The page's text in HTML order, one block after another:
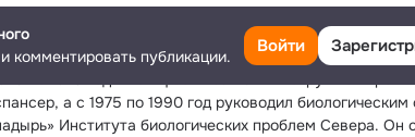
метод стал передовым и получил распространение
и Дальнем Востоке России.
деятельность
по 1975 годы Вольфсон возглавлял окружной
а с 1975 по 1990 год руководил
Института биологических проблем Севера. Он
комментировать публикации.
Войти